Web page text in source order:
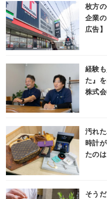
枚方
企業
広告】
経験
た』
株式
汚れ
時計
たの
そう